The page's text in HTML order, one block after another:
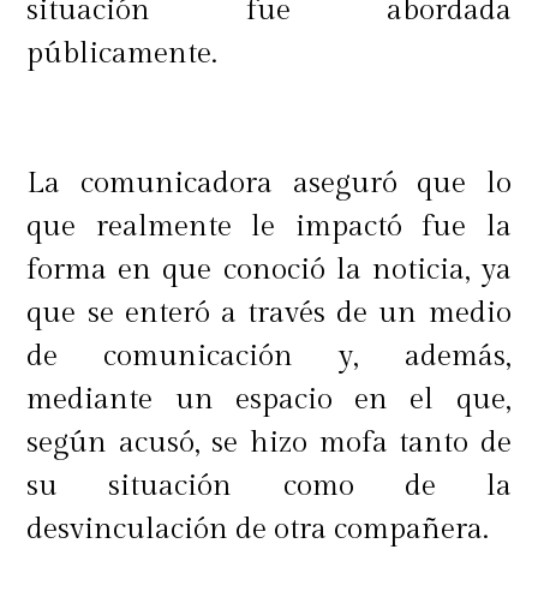
situación fue abordada
públicamente.
La comunicadora aseguró que lo
que realmente le impactó fue la
forma en que conoció la noticia, ya
que se enteró a través de un medio
de comunicación y, además,
mediante un espacio en el que,
según acusó, se hizo mofa tanto de
su situación como de la
desvinculación de otra compañera.